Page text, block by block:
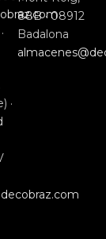
·
·
88B · 08912
Badalona